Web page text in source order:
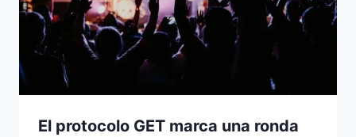
El protocolo GET marca una ronda